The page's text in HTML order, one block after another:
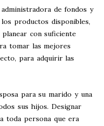
de fondos y
productos disponibles,
con suficiente
tomar las mejores
para adquirir las
para su marido y una
sus hijos. Designar
toda persona que era